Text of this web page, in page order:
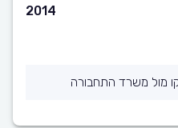
2014
מול משרד התחבורה